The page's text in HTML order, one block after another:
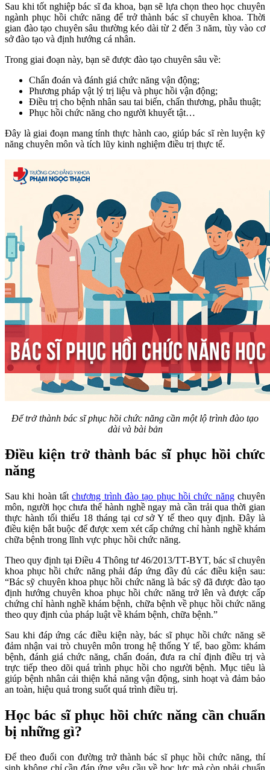
Sau khi tốt nghiệp bác sĩ đa khoa, bạn sẽ lựa chọn theo học chuyên
ngành phục hồi chức năng để trở thành bác sĩ chuyên khoa. Thời
gian đào tạo chuyên sâu thường kéo dài từ 2 đến 3 năm, tùy vào cơ
sở đào tạo và định hướng cá nhân.
Trong giai đoạn này, bạn sẽ được đào tạo chuyên sâu về:
Chẩn đoán và đánh giá chức năng vận động;
Phương pháp vật lý trị liệu và phục hồi vận động;
Điều trị cho bệnh nhân sau tai biến, chấn thương, phẫu thuật;
Phục hồi chức năng cho người khuyết tật…
Đây là giai đoạn mang tính thực hành cao, giúp bác sĩ rèn luyện kỹ
năng chuyên môn và tích lũy kinh nghiệm điều trị thực tế.
Để trở thành bác sĩ phục hồi chức năng cần một lộ trình đào tạo
dài và bài bản
Điều kiện trở thành bác sĩ phục hồi chức
năng
Sau khi hoàn tấtchương trình đào tạo phục hồi chức năngchuyên
môn, người học chưa thể hành nghề ngay mà cần trải qua thời gian
thực hành tối thiểu 18 tháng tại cơ sở Y tế theo quy định. Đây là
điều kiện bắt buộc để được xem xét cấp chứng chỉ hành nghề khám
chữa bệnh trong lĩnh vực phục hồi chức năng.
Theo quy định tại Điều 4 Thông tư 46/2013/TT-BYT, bác sĩ chuyên
khoa phục hồi chức năng phải đáp ứng đầy đủ các điều kiện sau:
“Bác sỹ chuyên khoa phục hồi chức năng là bác sỹ đã được đào tạo
định hướng chuyên khoa phục hồi chức năng trở lên và được cấp
chứng chỉ hành nghề khám bệnh, chữa bệnh về phục hồi chức năng
theo quy định của pháp luật về khám bệnh, chữa bệnh.”
Sau khi đáp ứng các điều kiện này, bác sĩ phục hồi chức năng sẽ
đảm nhận vai trò chuyên môn trong hệ thống Y tế, bao gồm: khám
bệnh, đánh giá chức năng, chẩn đoán, đưa ra chỉ định điều trị và
trực tiếp theo dõi quá trình phục hồi cho người bệnh. Mục tiêu là
giúp bệnh nhân cải thiện khả năng vận động, sinh hoạt và đảm bảo
an toàn, hiệu quả trong suốt quá trình điều trị.
Học bác sĩ phục hồi chức năng cần chuẩn
bị những gì?
Để theo đuổi con đường trở thành bác sĩ phục hồi chức năng, thí